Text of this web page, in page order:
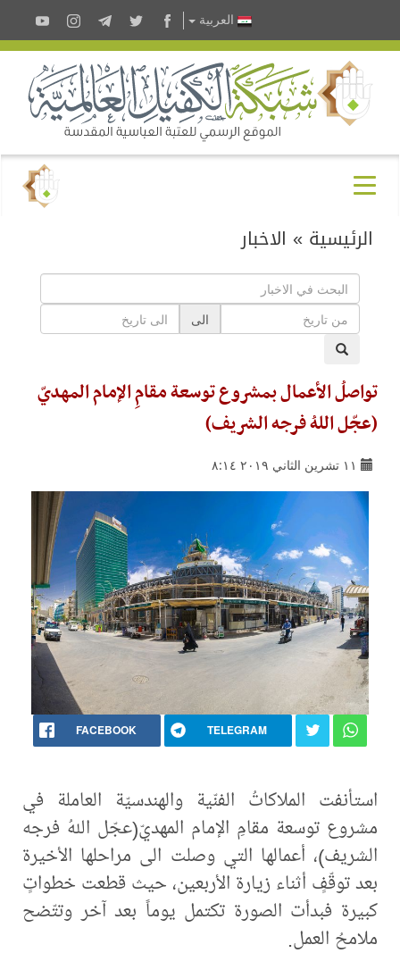
العربية
الرئيسية » الاخبار
الى
تواصلُ الأعمال بمشروع توسعة مقامِ الإمام المهديّ
(عجّل اللهُ فرجه الشريف)
١١ تشرين الثاني ٢٠١٩ ٨:١٤
FACEBOOK TELEGRAM
استأنفت الملاكاتُ الفنّية والهندسيّة العاملة في
مشروع توسعة مقامِ الإمام المهديّ(عجّل اللهُ فرجه
الشريف)، أعمالها التي وصلت الى مراحلها الأخيرة
بعد توقّفٍ أثناء زيارة الأربعين، حيث قطعت خطواتٍ
كبيرة فبدأت الصورة تكتمل يوماً بعد آخر وتتّضح
ملامحُ العمل.